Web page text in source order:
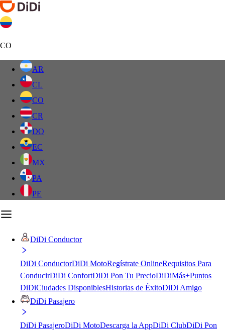
CO
AR
CL
CO
CR
DO
EC
MX
PA
PE
DiDi Conductor
DiDi ConductorDiDi MotoRegístrate OnlineRequisitos Para
ConducirDiDi ConfortDiDi Pon Tu PrecioDiDiMás+Puntos
DiDiCiudades DisponiblesHistorias de ÉxitoDiDi Amigo
DiDi Pasajero
DiDi PasajeroDiDi MotoDescarga la AppDiDi ClubDiDi Pon